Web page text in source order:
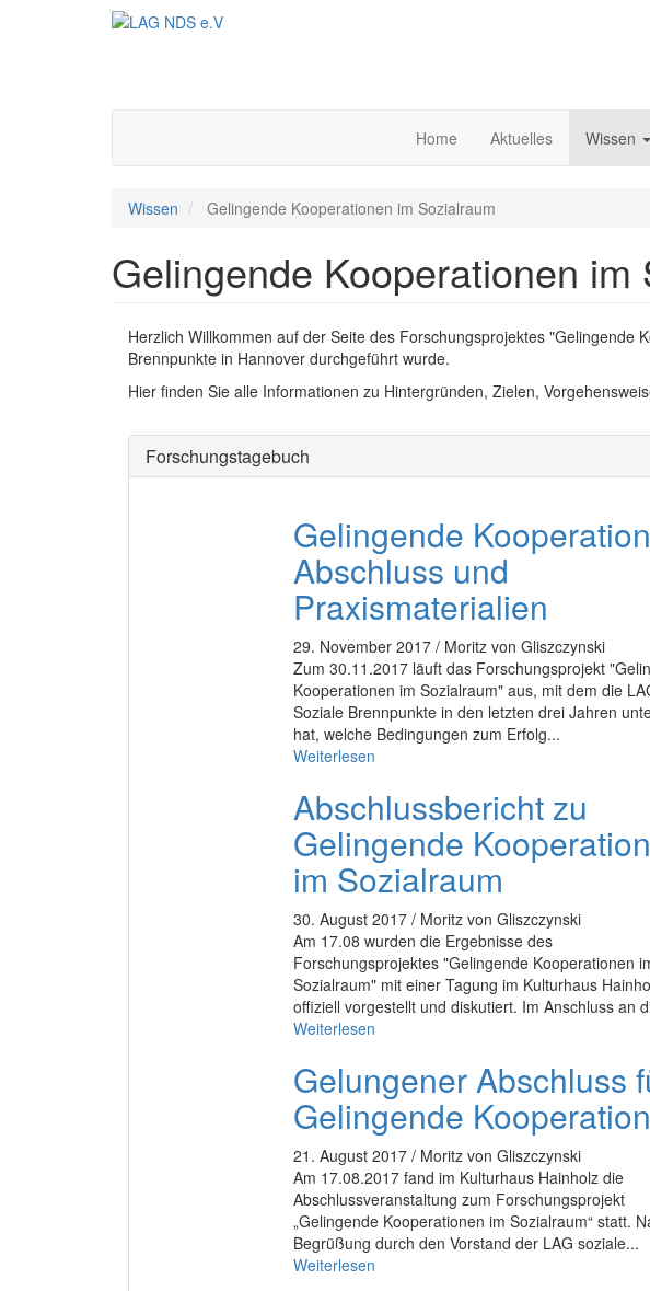
Home Aktuelles Wissen
Wissen Gelingende Kooperationen im Sozialraum
Gelingende Kooperationen im
Herzlich Willkommen auf der Seite des Forschungsprojektes
Brennpunkte in Hannover durchgeführt wurde.
Hier finden Sie alle Informationen zu Hintergründen, Zielen,
Forschungstagebuch
Gelingende
Abschluss und
Praxismaterialien
29. November 2017 / Moritz von Gliszczynski
Zum 30.11.2017 läuft das Forschungsprojekt
Kooperationen im Sozialraum" aus, mit dem die
Soziale Brennpunkte in den letzten drei Jahren
hat, welche Bedingungen zum Erfolg...
Weiterlesen
Abschlussbericht zu
Gelingende
im Sozialraum
30. August 2017 / Moritz von Gliszczynski
Am 17.08 wurden die Ergebnisse des
Forschungsprojektes "Gelingende Kooperationen
Sozialraum" mit einer Tagung im Kulturhaus
offiziell vorgestellt und diskutiert. Im Anschluss an
Weiterlesen
Gelungener Abschluss
Gelingende
21. August 2017 / Moritz von Gliszczynski
Am 17.08.2017 fand im Kulturhaus Hainholz die
Abschlussveranstaltung zum Forschungsprojekt
„Gelingende Kooperationen im Sozialraum“ statt.
Begrüßung durch den Vorstand der LAG soziale...
Weiterlesen